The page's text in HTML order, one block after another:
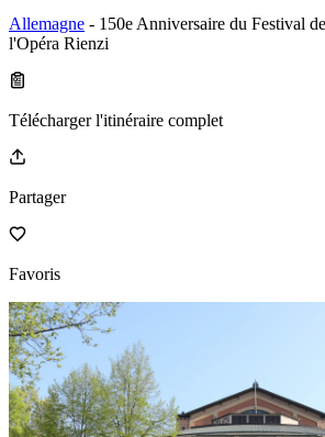
Allemagne - 150e Anniversaire du Festival
l'Opéra Rienzi
Télécharger l'itinéraire complet
Partager
Favoris